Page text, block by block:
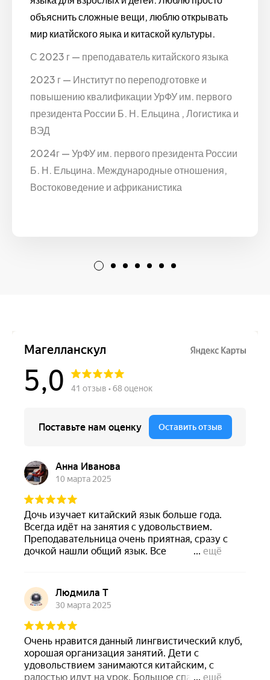
объяснить сложные вещи, люблю открывать
мир киатйского яыка и китаской культуры.
С 2023 г — преподаватель китайского языка
2023 г — Институт по переподготовке и
повышению квалификации УрФУ им. первого
президента России Б. Н. Ельцина , Логистика и
ВЭД
2024г — УрФУ им. первого президента России
Б. Н. Ельцина. Международные отношения,
Востоковедение и африканистика